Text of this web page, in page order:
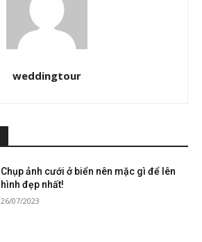
weddingtour
Chụp ảnh cưới ở biển nên mặc gì để lên
hình đẹp nhất!
26/07/2023